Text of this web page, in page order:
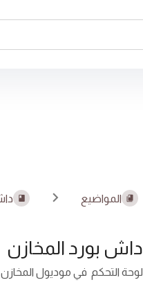
المواضيع
داش بورد المخازن
لوحة التحكم في موديول